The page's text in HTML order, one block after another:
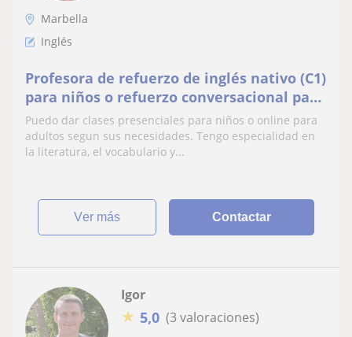
Marbella
Inglés
Profesora de refuerzo de inglés nativo (C1)
para niños o refuerzo conversacional para
adultos situada en Marbella.
Puedo dar clases presenciales para niños o online para
adultos segun sus necesidades. Tengo especialidad en
la literatura, el vocabulario y...
ver más Contactar
Igor
★ 5,0 (3 valoraciones)